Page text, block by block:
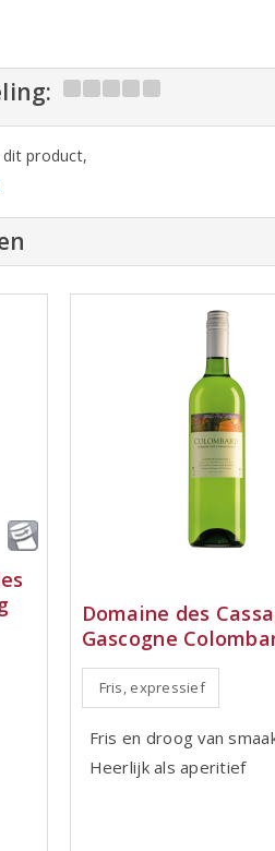
product,
Domaine des
Gascogne
Fris, expressief
Fris en droog van
Heerlijk als aperitief